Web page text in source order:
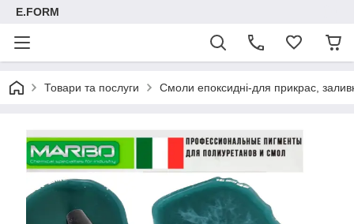
E.FORM
Товари та послуги Смоли епоксидні-для прикрас,